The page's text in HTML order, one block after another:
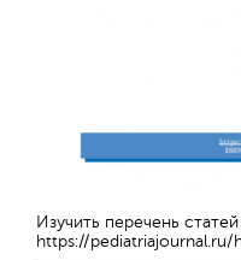
Изучить перечень
https://pediatriajournal.ru/